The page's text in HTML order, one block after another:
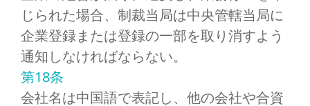
じられた場合、制裁当局は中央管轄当局に
企業登録または登録の一部を取り消すよう
通知しなければならない。
第18条
会社名は中国語で表記し、他の会社や合資